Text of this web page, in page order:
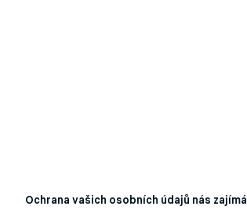
Ochrana vašich osobních údajů nás zajímá